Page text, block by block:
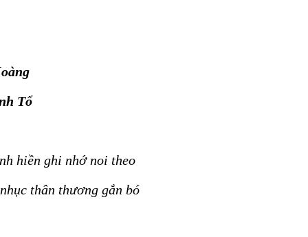
Tổ
hiền ghi nhớ noi theo
thân thương gắn bó